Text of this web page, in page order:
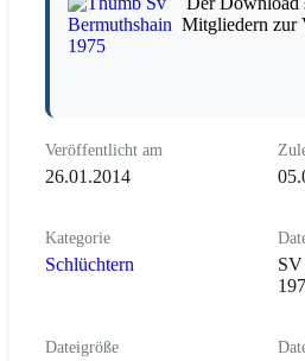
Mitgliedern zur
Veröffentlicht am
26.01.2014
Kategorie
Schlüchtern
SV
Dateigröße